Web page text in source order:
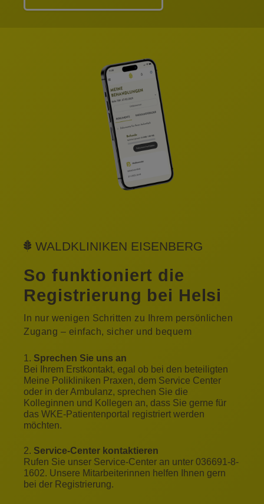
WALDKLINIKEN EISENBERG
So funktioniert die
Registrierung bei Helsi
In nur wenigen Schritten zu Ihrem persönlichen
Zugang – einfach, sicher und bequem
Sprechen Sie uns an
Bei Ihrem Erstkontakt, egal ob bei den beteiligten
Meine Polikliniken Praxen, dem Service Center
oder in der Ambulanz, sprechen Sie die
Kolleginnen und Kollegen an, dass Sie gerne für
das WKE-Patientenportal registriert werden
möchten.
Service-Center kontaktieren
Rufen Sie unser Service-Center an unter 036691-8-
1602. Unsere Mitarbeiterinnen helfen Ihnen gern
bei der Registrierung.